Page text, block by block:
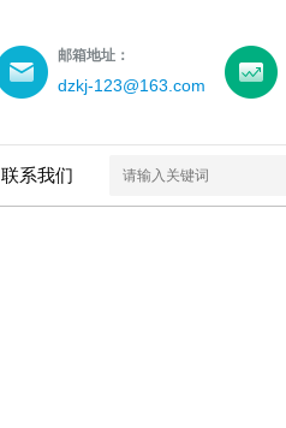
邮箱地址：
dzkj-123@163.com
联系我们